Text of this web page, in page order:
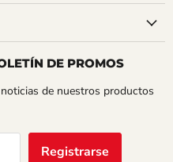
DE PROMOS
de nuestros productos
Registrarse